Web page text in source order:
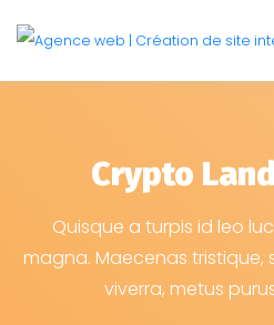
Crypto
Quisque a turpis id leo
magna. Maecenas
viverra, metus